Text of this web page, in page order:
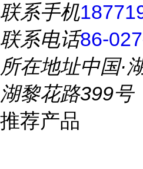
联系手机
联系电话86-
所在地址中国·
湖黎花路399号
推荐产品